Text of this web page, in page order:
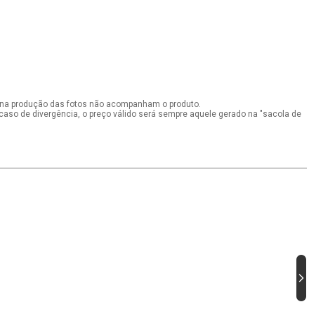
produção das fotos não acompanham o produto.
de divergência, o preço válido será sempre aquele gerado na "sacola de